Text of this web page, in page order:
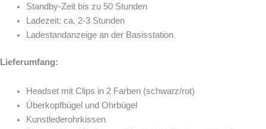
Standby-Zeit bis zu 50 Stunden
Ladezeit: ca. 2-3 Stunden
Ladestandanzeige an der Basisstation
Lieferumfang:
Headset mit Clips in 2 Farben (schwarz/rot)
Überkopfbügel und Ohrbügel
Kunstlederohrkissen